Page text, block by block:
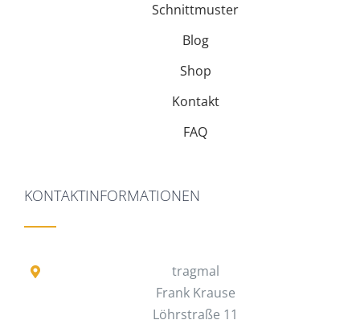
Schnittmuster
Blog
Shop
Kontakt
FAQ
KONTAKTINFORMATIONEN
tragmal
Frank Krause
Löhrstraße 11